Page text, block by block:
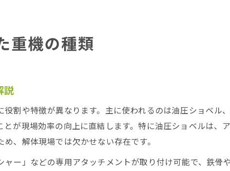
重機の種類
説
割や特徴が異なります。主に使われるのは油圧ショベル
が現場効率の向上に直結します。特に油圧ショベルは、
、解体現場では欠かせない存在です。
ー」などの専用アタッチメントが取り付け可能で、鉄骨